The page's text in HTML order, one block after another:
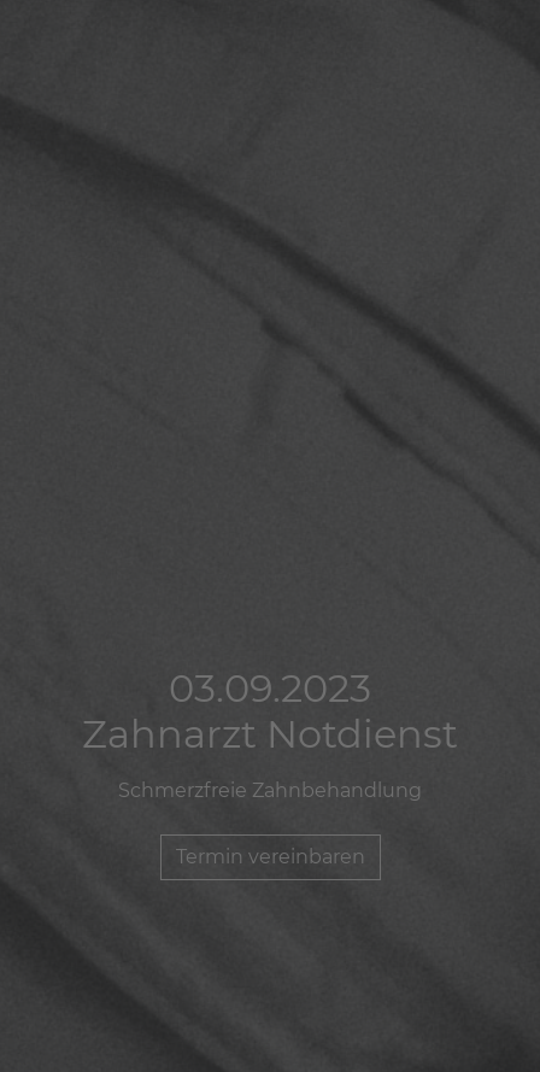
03.09.2023
Zahnarzt Notdienst
Schmerzfreie Zahnbehandlung
Termin vereinbaren
03.09.2023
Zahnarzt Notdienst
Schmerzfreie Zahnbehandlung
Termin vereinbaren
03.09.2023
Zahnarzt Notdienst
Schmerzfreie Zahnbehandlung
Termin vereinbaren